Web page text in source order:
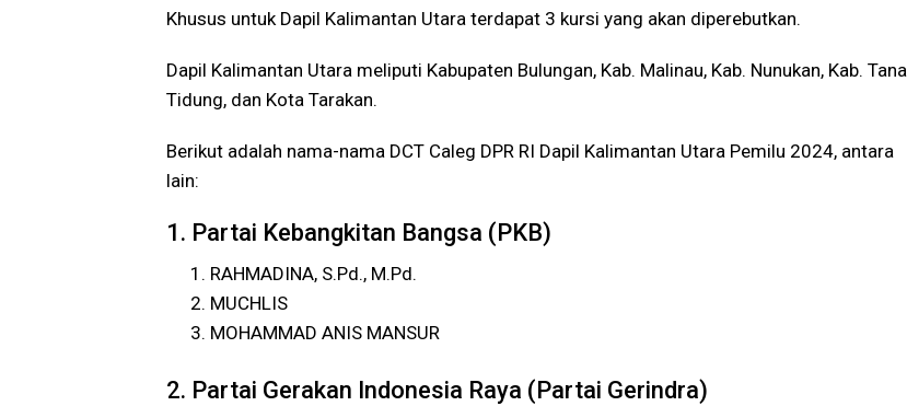
Khusus untuk Dapil Kalimantan Utara terdapat 3 kursi yang akan diperebutkan.
Dapil Kalimantan Utara meliputi Kabupaten Bulungan, Kab. Malinau, Kab. Nunukan, Kab. Tana
Tidung, dan Kota Tarakan.
Berikut adalah nama-nama DCT Caleg DPR RI Dapil Kalimantan Utara Pemilu 2024, antara
lain:
1. Partai Kebangkitan Bangsa (PKB)
RAHMADINA, S.Pd., M.Pd.
MUCHLIS
MOHAMMAD ANIS MANSUR
2. Partai Gerakan Indonesia Raya (Partai Gerindra)